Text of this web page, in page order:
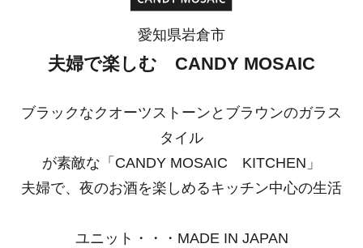
愛知県岩倉市
夫婦で楽しむ CANDY MOSAIC
ブラックなクオーツストーンとブラウンのガラス
タイル
が素敵な「CANDY MOSAIC KITCHEN」
夫婦で、夜のお酒を楽しめるキッチン中心の生活
ユニット・・・MADE IN JAPAN